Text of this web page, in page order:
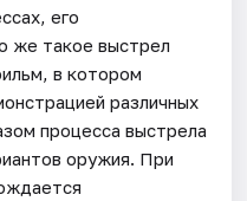
его
же такое выстрел
в котором
различных
процесса выстрела
оружия. При